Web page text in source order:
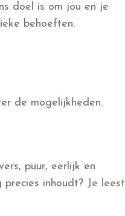
doel is om jou en je
behoeften.
de mogelijkheden.
puur, eerlijk en
inhoudt? Je leest